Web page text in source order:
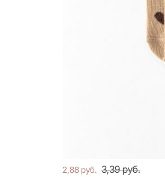
2,88 руб. 3,39 руб.